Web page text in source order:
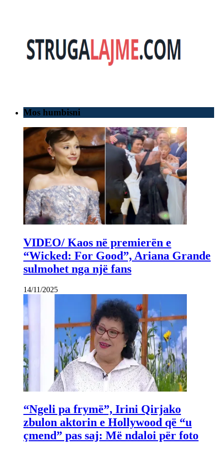
Mos humbisni
VIDEO/ Kaos në premierën e
“Wicked: For Good”, Ariana Grande
sulmohet nga një fans
14/11/2025
“Ngeli pa frymë”, Irini Qirjako
zbulon aktorin e Hollywood që “u
çmend” pas saj: Më ndaloi për foto